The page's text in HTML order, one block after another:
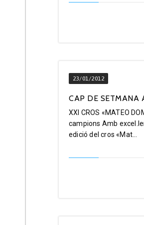
23/01/2012
CAP DE SETMANA
XXI CROS «MATEO
campions Amb
edició del cros «Mat...